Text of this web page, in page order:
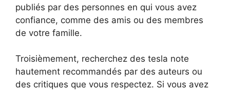
publiés par des personnes en qui vous avez
confiance, comme des amis ou des membres
de votre famille.
Troisièmement, recherchez des tesla note
hautement recommandés par des auteurs ou
des critiques que vous respectez. Si vous avez